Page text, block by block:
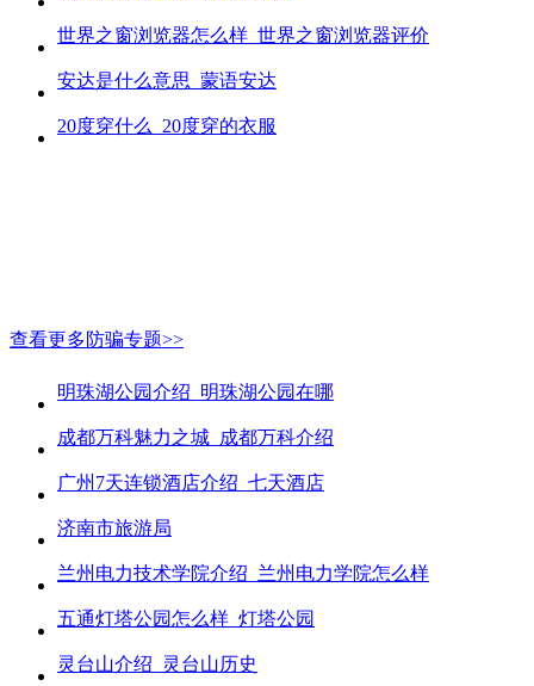
世界之窗浏览器怎么样_世界之窗浏览器评价
安达是什么意思_蒙语安达
20度穿什么_20度穿的衣服
查看更多防骗专题>>
明珠湖公园介绍_明珠湖公园在哪
成都万科魅力之城_成都万科介绍
广州7天连锁酒店介绍_七天酒店
济南市旅游局
兰州电力技术学院介绍_兰州电力学院怎么样
五通灯塔公园怎么样_灯塔公园
灵台山介绍_灵台山历史